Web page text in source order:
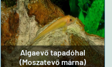
Algaevő tapadóhal
(Moszatevő márna)